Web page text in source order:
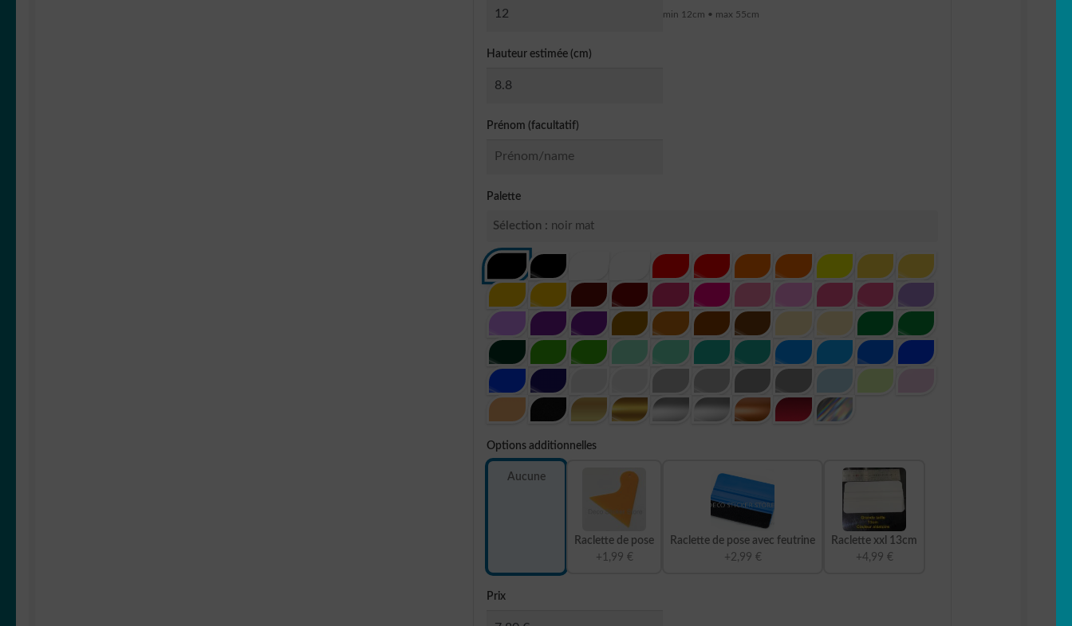
min 12cm • max 55cm
Hauteur estimée (cm)
Prénom (facultatif)
Palette
Sélection : noir mat
Options additionnelles
Aucune
Raclette de pose
+1,99 €
Raclette de pose avec feutrine
+2,99 €
Raclette xxl 13cm
+4,99 €
Prix